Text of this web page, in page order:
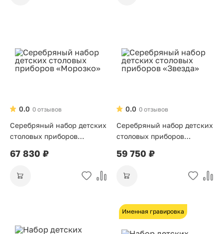
0 отзывов
0.0
Серебряный набор детских
столовых приборов
67 830 ₽
0 отзывов
0.0
Серебряный набор детских
столовых приборов
59 750 ₽
Именная гравировка